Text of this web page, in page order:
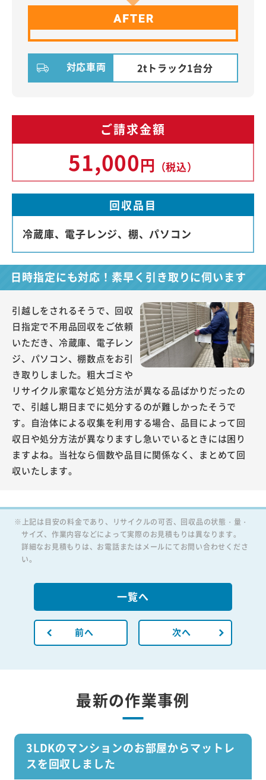
対応車両 2tトラック1台分
ご請求金額
51,000円 （税込）
回収品目
冷蔵庫、電子レンジ、棚、パソコン
日時指定にも対応！素早く引き取りに伺います
引越しをされるそうで、回収
日指定で不用品回収をご依頼
いただき、冷蔵庫、電子レン
ジ、パソコン、棚数点をお引
き取りしました。粗大ゴミや
リサイクル家電など処分方法が異なる品ばかりだったの
で、引越し期日までに処分するのが難しかったそうで
す。自治体による収集を利用する場合、品目によって回
収日や処分方法が異なりますし急いでいるときには困り
ますよね。当社なら個数や品目に関係なく、まとめて回
収いたします。
※上記は目安の料金であり、リサイクルの可否、回収品の状態・量・
サイズ、作業内容などによって実際のお見積もりは異なります。
詳細なお見積もりは、お電話またはメールにてお問い合わせくださ
い。
前へ
一覧へ
次へ
最新の作業事例
3LDKのマンションのお部屋からマットレ
スを回収しました